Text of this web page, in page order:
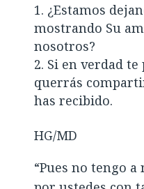
¿Estamos
mostrando Su
nosotros?
Si en verdad
querrás
has recibido.
HG/MD
“Pues no tengo